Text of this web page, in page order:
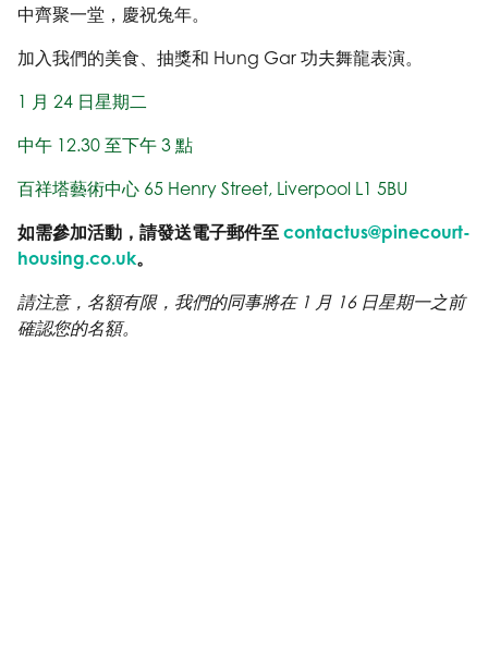
中齊聚一堂，慶祝兔年。
加入我們的美食、抽獎和 Hung Gar 功夫舞龍表演。
1 月 24 日星期二
中午 12.30 至下午 3 點
百祥塔藝術中心 65 Henry Street, Liverpool L1 5BU
如需參加活動，請發送電子郵件至 contactus@pinecourt-
housing.co.uk。
請注意，名額有限，我們的同事將在 1 月 16 日星期一之前
確認您的名額。